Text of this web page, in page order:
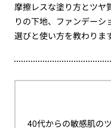
摩擦レスな塗り方とツヤ
りの下地、ファンデーシ
選びと使い方を教わりま
40代からの敏感肌の